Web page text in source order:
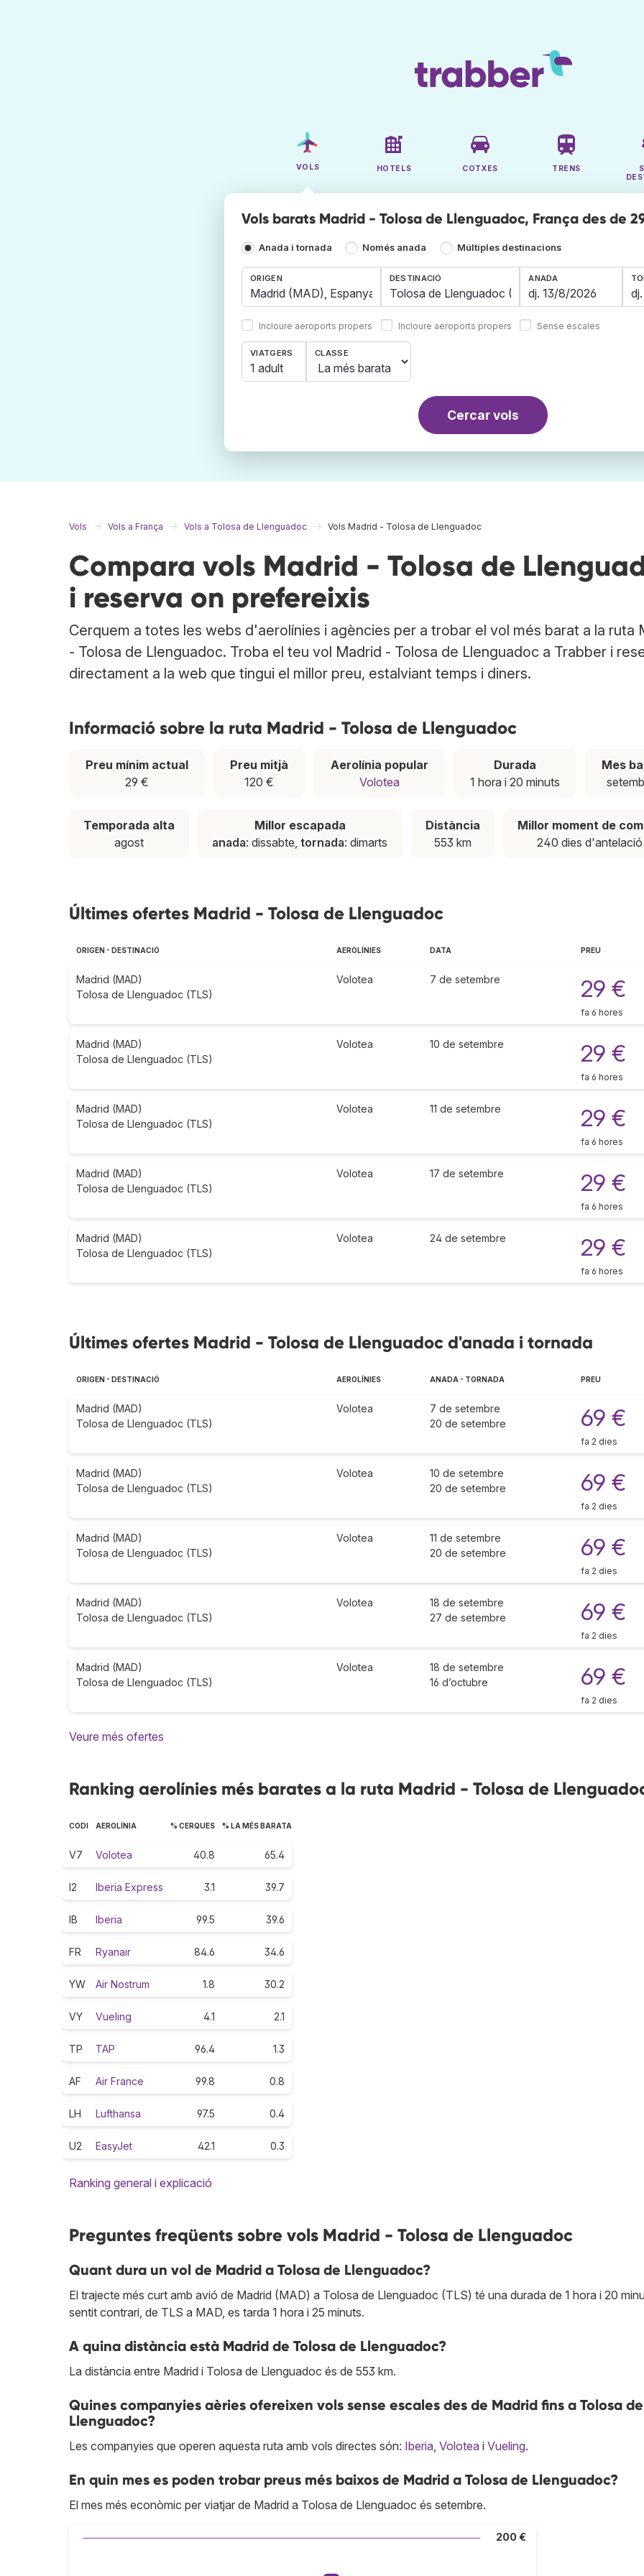
VOLS HOTELS COTXES TRENS
Vols barats Madrid - Tolosa de Llenguadoc, França des de
Anada i tornada Només anada Múltiples destinacions
ORIGEN
Incloure aeroports propers
DESTINACIÓ
Incloure aeroports propers
ANADA
Sense escales
VIATGERS
1 adult
CLASSE
Cercar vols
Vols Vols a França Vols a Tolosa de Llenguadoc Vols Madrid - Tolosa de Llenguadoc
Compara vols Madrid - Tolosa de
i reserva on prefereixis
Cerquem a totes les webs d'aerolínies i agències per a trobar el vol més barat a la ruta
- Tolosa de Llenguadoc. Troba el teu vol Madrid - Tolosa de Llenguadoc a Trabber i
directament a la web que tingui el millor preu, estalviant temps i diners.
Informació sobre la ruta Madrid - Tolosa de Llenguadoc
Preu mínim actual
29 €
Preu mitjà
120 €
Aerolínia popular
Volotea
Durada
1 hora i 20 minuts
Mes
Temporada alta
agost
Millor escapada
anada: dissabte,tornada: dimarts
Distància
553 km
Millor moment de
240 dies d'antelació
Últimes ofertes Madrid - Tolosa de Llenguadoc
ORIGEN - DESTINACIÓ AEROLÍNIES DATA PREU
Madrid (MAD)
Tolosa de Llenguadoc (TLS)
Volotea 7 de setembre 29 €
fa 6 hores
Madrid (MAD)
Tolosa de Llenguadoc (TLS)
Volotea 10 de setembre 29 €
fa 6 hores
Madrid (MAD)
Tolosa de Llenguadoc (TLS)
Volotea 11 de setembre 29 €
fa 6 hores
Madrid (MAD)
Tolosa de Llenguadoc (TLS)
Volotea 17 de setembre 29 €
fa 6 hores
Madrid (MAD)
Tolosa de Llenguadoc (TLS)
Volotea 24 de setembre 29 €
fa 6 hores
Últimes ofertes Madrid - Tolosa de Llenguadoc d'anada i tornada
ORIGEN - DESTINACIÓ AEROLÍNIES ANADA - TORNADA PREU
Madrid (MAD)
Tolosa de Llenguadoc (TLS)
Volotea
7 de setembre
20 de setembre
69 €
fa 2 dies
Madrid (MAD)
Tolosa de Llenguadoc (TLS)
Volotea
10 de setembre
20 de setembre
69 €
fa 2 dies
Madrid (MAD)
Tolosa de Llenguadoc (TLS)
Volotea
11 de setembre
20 de setembre
69 €
fa 2 dies
Madrid (MAD)
Tolosa de Llenguadoc (TLS)
Volotea
18 de setembre
27 de setembre
69 €
fa 2 dies
Madrid (MAD)
Tolosa de Llenguadoc (TLS)
Volotea
18 de setembre
16 d’octubre
69 €
fa 2 dies
Veure més ofertes
Ranking aerolínies més barates a la ruta Madrid - Tolosa de
CODI AEROLÍNIA % CERQUES % LA MÉS BARATA
V7 Volotea 40.8 65.4
I2 Iberia Express 3.1 39.7
IB Iberia 99.5 39.6
FR Ryanair 84.6 34.6
YW Air Nostrum 1.8 30.2
VY Vueling 4.1 2.1
TP TAP 96.4 1.3
AF Air France 99.8 0.8
LH Lufthansa 97.5 0.4
U2 EasyJet 42.1 0.3
Ranking general i explicació
Preguntes freqüents sobre vols Madrid - Tolosa de Llenguadoc
Quant dura un vol de Madrid a Tolosa de Llenguadoc?
El trajecte més curt amb avió de Madrid (MAD) a Tolosa de Llenguadoc (TLS) té una durada de 1 hora i 20
sentit contrari, de TLS a MAD, es tarda 1 hora i 25 minuts.
A quina distància està Madrid de Tolosa de Llenguadoc?
La distància entre Madrid i Tolosa de Llenguadoc és de 553 km.
Quines companyies aèries ofereixen vols sense escales des de Madrid fins a Tolosa de
Llenguadoc?
Les companyies que operen aquesta ruta amb vols directes són: Iberia, Volotea i Vueling.
En quin mes es poden trobar preus més baixos de Madrid a Tolosa de Llenguadoc?
El mes més econòmic per viatjar de Madrid a Tolosa de Llenguadoc és setembre.
200 €